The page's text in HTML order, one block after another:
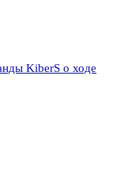
KiberS о ходе